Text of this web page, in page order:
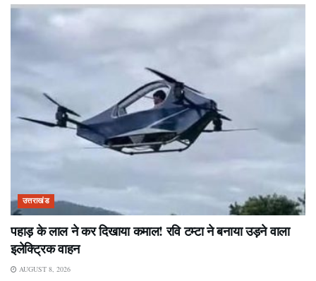
उत्तराखंड
पहाड़ के लाल ने कर दिखाया कमाल! रवि टम्टा ने बनाया उड़ने वाला
इलेक्ट्रिक वाहन
AUGUST 8, 2026